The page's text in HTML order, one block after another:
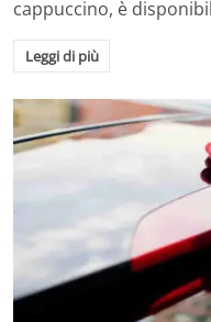
cappuccino, è
Leggi di più